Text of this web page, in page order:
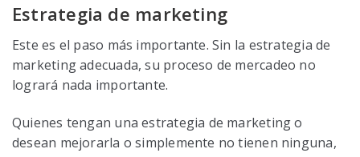
Estrategia de marketing
Este es el paso más importante. Sin la estrategia de
marketing adecuada, su proceso de mercadeo no
logrará nada importante.
Quienes tengan una estrategia de marketing o
desean mejorarla o simplemente no tienen ninguna,